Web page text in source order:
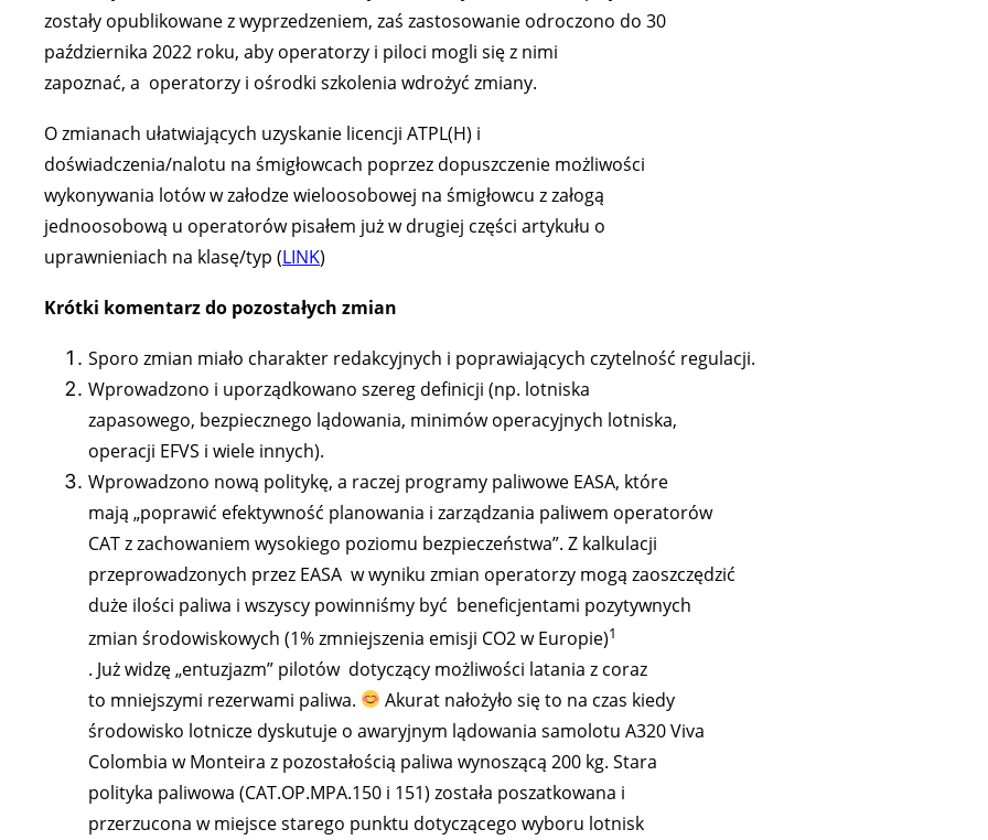
zostały opublikowane z wyprzedzeniem, zaś zastosowanie odroczono do 30
października 2022 roku, aby operatorzy i piloci mogli się z nimi
zapoznać, a operatorzy i ośrodki szkolenia wdrożyć zmiany.
O zmianach ułatwiających uzyskanie licencji ATPL(H) i
doświadczenia/nalotu na śmigłowcach poprzez dopuszczenie możliwości
wykonywania lotów w załodze wieloosobowej na śmigłowcu z załogą
jednoosobową u operatorów pisałem już w drugiej części artykułu o
uprawnieniach na klasę/typ (LINK)
Krótki komentarz do pozostałych zmian
Sporo zmian miało charakter redakcyjnych i poprawiających czytelność regulacji.
Wprowadzono i uporządkowano szereg definicji (np. lotniska
zapasowego, bezpiecznego lądowania, minimów operacyjnych lotniska,
operacji EFVS i wiele innych).
Wprowadzono nową politykę, a raczej programy paliwowe EASA, które
mają „poprawić efektywność planowania i zarządzania paliwem operatorów
CAT z zachowaniem wysokiego poziomu bezpieczeństwa”. Z kalkulacji
przeprowadzonych przez EASA w wyniku zmian operatorzy mogą zaoszczędzić
duże ilości paliwa i wszyscy powinniśmy być beneficjentami pozytywnych
zmian środowiskowych (1% zmniejszenia emisji CO2 w Europie)1
. Już widzę „entuzjazm” pilotów dotyczący możliwości latania z coraz
to mniejszymi rezerwami paliwa.
Akurat nałożyło się to na czas kiedy
środowisko lotnicze dyskutuje o awaryjnym lądowania samolotu A320 Viva
Colombia w Monteira z pozostałością paliwa wynoszącą 200 kg. Stara
polityka paliwowa (CAT.OP.MPA.150 i 151) została poszatkowana i
przerzucona w miejsce starego punktu dotyczącego wyboru lotnisk